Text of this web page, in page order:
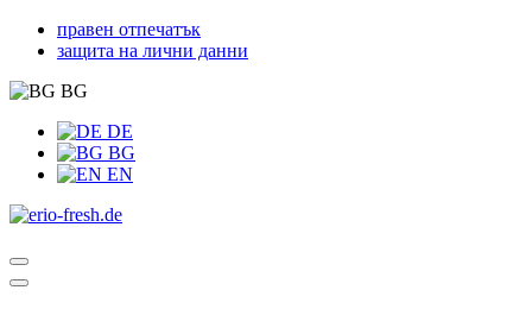
правен отпечатък
защита на лични данни
BG
DE
BG
EN